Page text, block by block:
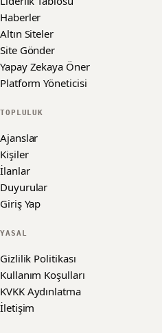
Haberler
Altın Siteler
Site Gönder
Yapay Zekaya Öner
Platform Yöneticisi
TOPLULUK
Ajanslar
Kişiler
İlanlar
Duyurular
Giriş Yap
YASAL
Gizlilik Politikası
Kullanım Koşulları
KVKK Aydınlatma
İletişim